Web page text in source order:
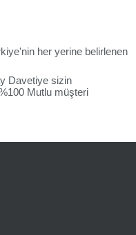
her yerine belirlenen
Davetiye sizin
Mutlu müşteri